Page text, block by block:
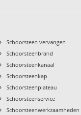
› Schoorsteen vervangen
› Schoorsteenbrand
› Schoorsteenkanaal
› Schoorsteenkap
› Schoorsteenplateau
› Schoorsteenservice
› Schoorsteenwerkzaamheden